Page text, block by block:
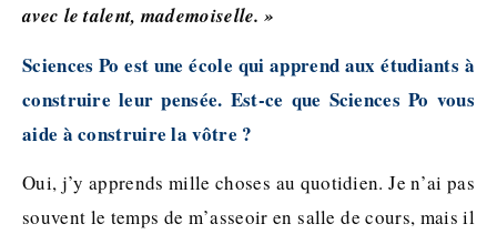
avec le talent, mademoiselle. »
Sciences Po est une école qui apprend aux étudiants à
construire leur pensée. Est-ce que Sciences Po vous
aide à construire la vôtre ?
Oui, j’y apprends mille choses au quotidien. Je n’ai pas
souvent le temps de m’asseoir en salle de cours, mais il